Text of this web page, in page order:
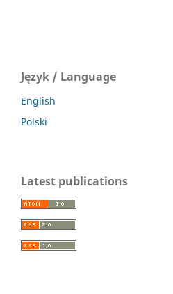
Język / Language
English
Polski
Latest publications